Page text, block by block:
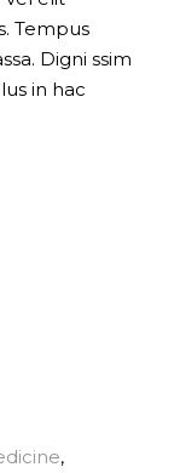
Tempus
Digni ssim
in hac
,